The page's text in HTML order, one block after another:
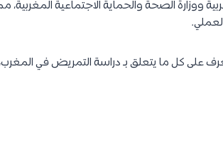
ووزارة الصحة والحماية الاجتماعية
على كل ما يتعلق بـ دراسة التمريض في